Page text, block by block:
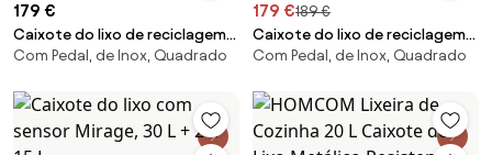
179 €
Caixote do lixo de reciclagem
Recycle E-Cube, 28 L + 18 L
Com Pedal, de Inox, Quadrado
179 €189 €
Caixote do lixo de reciclagem
Recycle E-Cube, 28 L + 18 L
Com Pedal, de Inox, Quadrado